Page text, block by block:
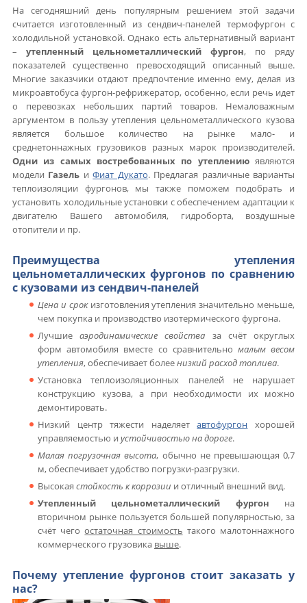
На сегодняшний день популярным решением этой задачи
считается изготовленный из сендвич-панелей термофургон с
холодильной установкой. Однако есть альтернативный вариант
– утепленный цельнометаллический фургон, по ряду
показателей существенно превосходящий описанный выше.
Многие заказчики отдают предпочтение именно ему, делая из
микроавтобуса фургон-рефрижератор, особенно, если речь идет
о перевозках небольших партий товаров. Немаловажным
аргументом в пользу утепления цельнометаллического кузова
является большое количество на рынке мало- и
среднетоннажных грузовиков разных марок производителей.
Одни из самых востребованных по утеплениюявляются
модели Газель иФиат Дукато. Предлагая различные варианты
теплоизоляции фургонов, мы также поможем подобрать и
установить холодильные установки с обеспечением адаптации к
двигателю Вашего автомобиля, гидроборта, воздушные
отопители и пр.
Преимущества утепления
цельнометаллических фургонов по сравнению
с кузовами из сендвич-панелей
Цена и срокизготовления утепления значительно меньше,
чем покупка и производство изотермического фургона.
Лучшие аэродинамические свойства за счёт округлых
форм автомобиля вместе со сравнительно малым весом
утепления, обеспечивает болеенизкий расход топлива.
Установка теплоизоляционных панелей не нарушает
конструкцию кузова, а при необходимости их можно
демонтировать.
Низкий центр тяжести наделяетавтофургон хорошей
управляемостью и устойчивостью на дороге.
Малая погрузочная высота, обычно не превышающая 0,7
м, обеспечивает удобство погрузки-разгрузки.
Высокая стойкость к коррозии и отличный внешний вид.
Утепленный цельнометаллический фургон на
вторичном рынке пользуется большей популярностью, за
счёт чегоостаточная стоимость такого малотоннажного
коммерческого грузовика выше.
Почему утепление фургонов стоит заказать у
нас?